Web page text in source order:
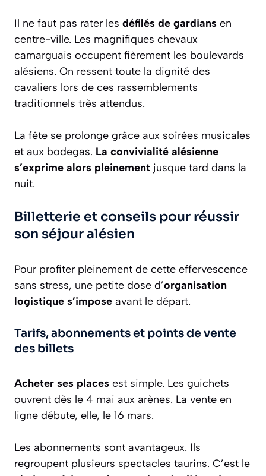
Il ne faut pas rater les défilés de gardians en
centre-ville. Les magnifiques chevaux
camarguais occupent fièrement les boulevards
alésiens. On ressent toute la dignité des
cavaliers lors de ces rassemblements
traditionnels très attendus.
La fête se prolonge grâce aux soirées musicales
et aux bodegas. La convivialité alésienne
s’exprime alors pleinement jusque tard dans la
nuit.
Billetterie et conseils pour réussir
son séjour alésien
Pour profiter pleinement de cette effervescence
sans stress, une petite dose d’organisation
logistique s’impose avant le départ.
Tarifs, abonnements et points de vente
des billets
Acheter ses places est simple. Les guichets
ouvrent dès le 4 mai aux arènes. La vente en
ligne débute, elle, le 16 mars.
Les abonnements sont avantageux. Ils
regroupent plusieurs spectacles taurins. C’est le